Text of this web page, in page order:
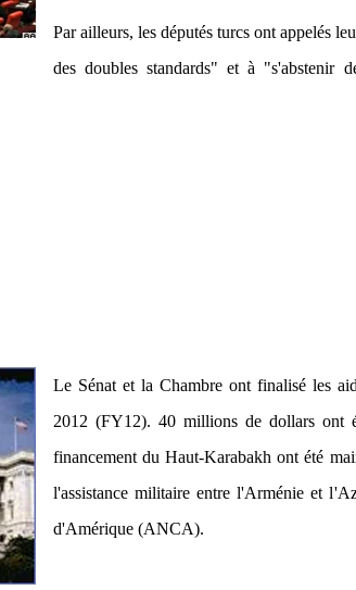
Par ailleurs, les députés turcs ont appelés
des doubles standards" et à "s'abstenir
Le Sénat et la Chambre ont finalisé les
2012 (FY12). 40 millions de dollars ont
financement du Haut-Karabakh ont été
l'assistance militaire entre l'Arménie et
d'Amérique (ANCA).